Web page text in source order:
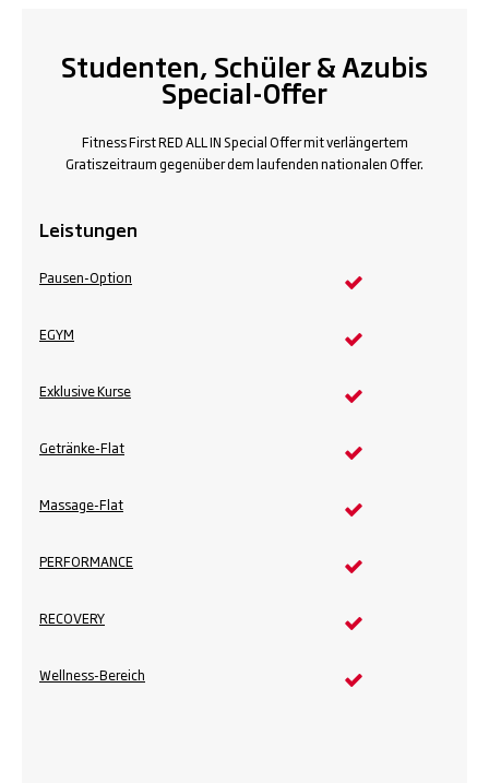
Studenten, Schüler & Azubis
Special-Offer
Fitness First RED ALL IN Special Offer mit verlängertem
Gratiszeitraum gegenüber dem laufenden nationalen Offer.
Leistungen
Pausen-Option
EGYM
Exklusive Kurse
Getränke-Flat
Massage-Flat
PERFORMANCE
RECOVERY
Wellness-Bereich